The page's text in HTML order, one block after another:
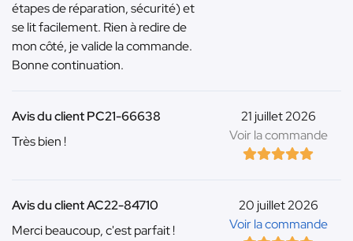
étapes de réparation, sécurité) et
se lit facilement. Rien à redire de
mon côté, je valide la commande.
Bonne continuation.
21 juillet 2026
Voir la commande
Avis du client PC21-66638
Très bien !
20 juillet 2026
Voir la commande
Avis du client AC22-84710
Merci beaucoup, c'est parfait !